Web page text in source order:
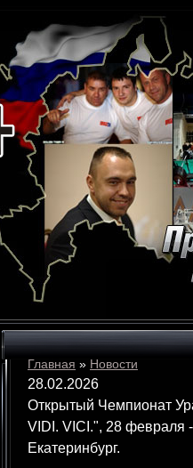
Главная » Новости
28.02.2026
Открытый Чемпионат
VIDI. VICI.", 28 февраля
Екатеринбург.